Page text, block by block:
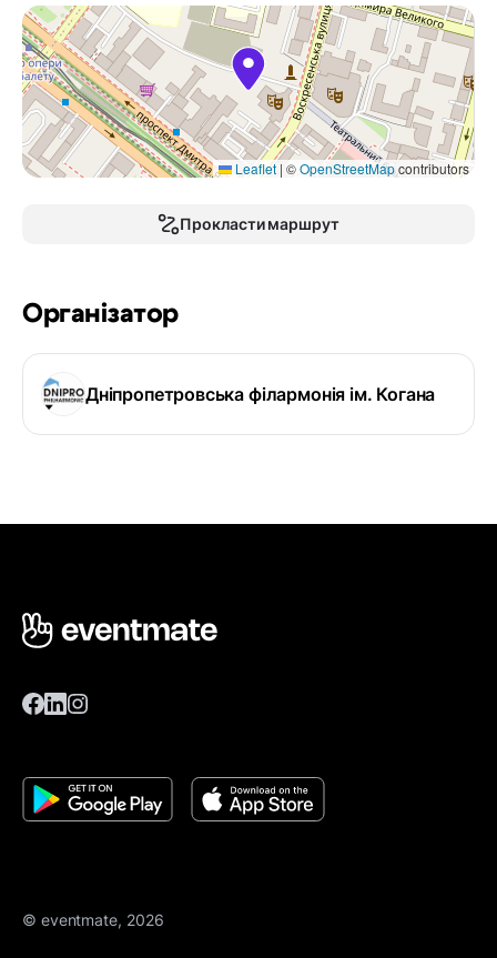
Leaflet | ©OpenStreetMapcontributors
Прокласти маршрут
Організатор
Дніпропетровська філармонія ім. Когана
© eventmate, 2026